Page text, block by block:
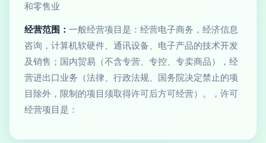
和零售业
经营范围： 一般经营项目是：经营电子商务，经济信息
咨询，计算机软硬件、通讯设备、电子产品的技术开发
及销售；国内贸易（不含专营、专控、专卖商品），经
营进出口业务（法律、行政法规、国务院决定禁止的项
目除外，限制的项目须取得许可后方可经营）。，许可
经营项目是：